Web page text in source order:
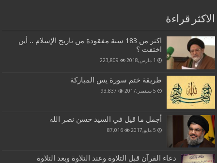
الاكثر قراءة
اكثر من 183 سنة مفقودة من تاريخ الإسلام .. أين
اختفت ؟
1 مارس,2018 223,809
طريقة ختم سورة يس المباركة
5 سبتمبر,2017 93,837
أجمل ما قيل في السيد حسن نصر الله
5 مايو,2017 87,016
دعاء القرآن قبل التلاوة وعند التلاوة وبعد التلاوة